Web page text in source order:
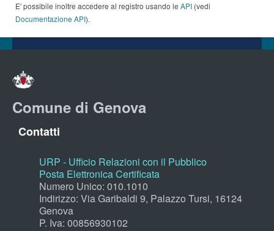
E' possibile inoltre accedere al registro usando le API (vedi
Documentazione API).
Comune di Genova
Contatti
URP - Ufficio Relazioni con il Pubblico
Posta Elettronica Certificata
Numero Unico: 010.1010
Indirizzo: Via Garibaldi 9, Palazzo Tursi, 16124
Genova
P. Iva: 00856930102